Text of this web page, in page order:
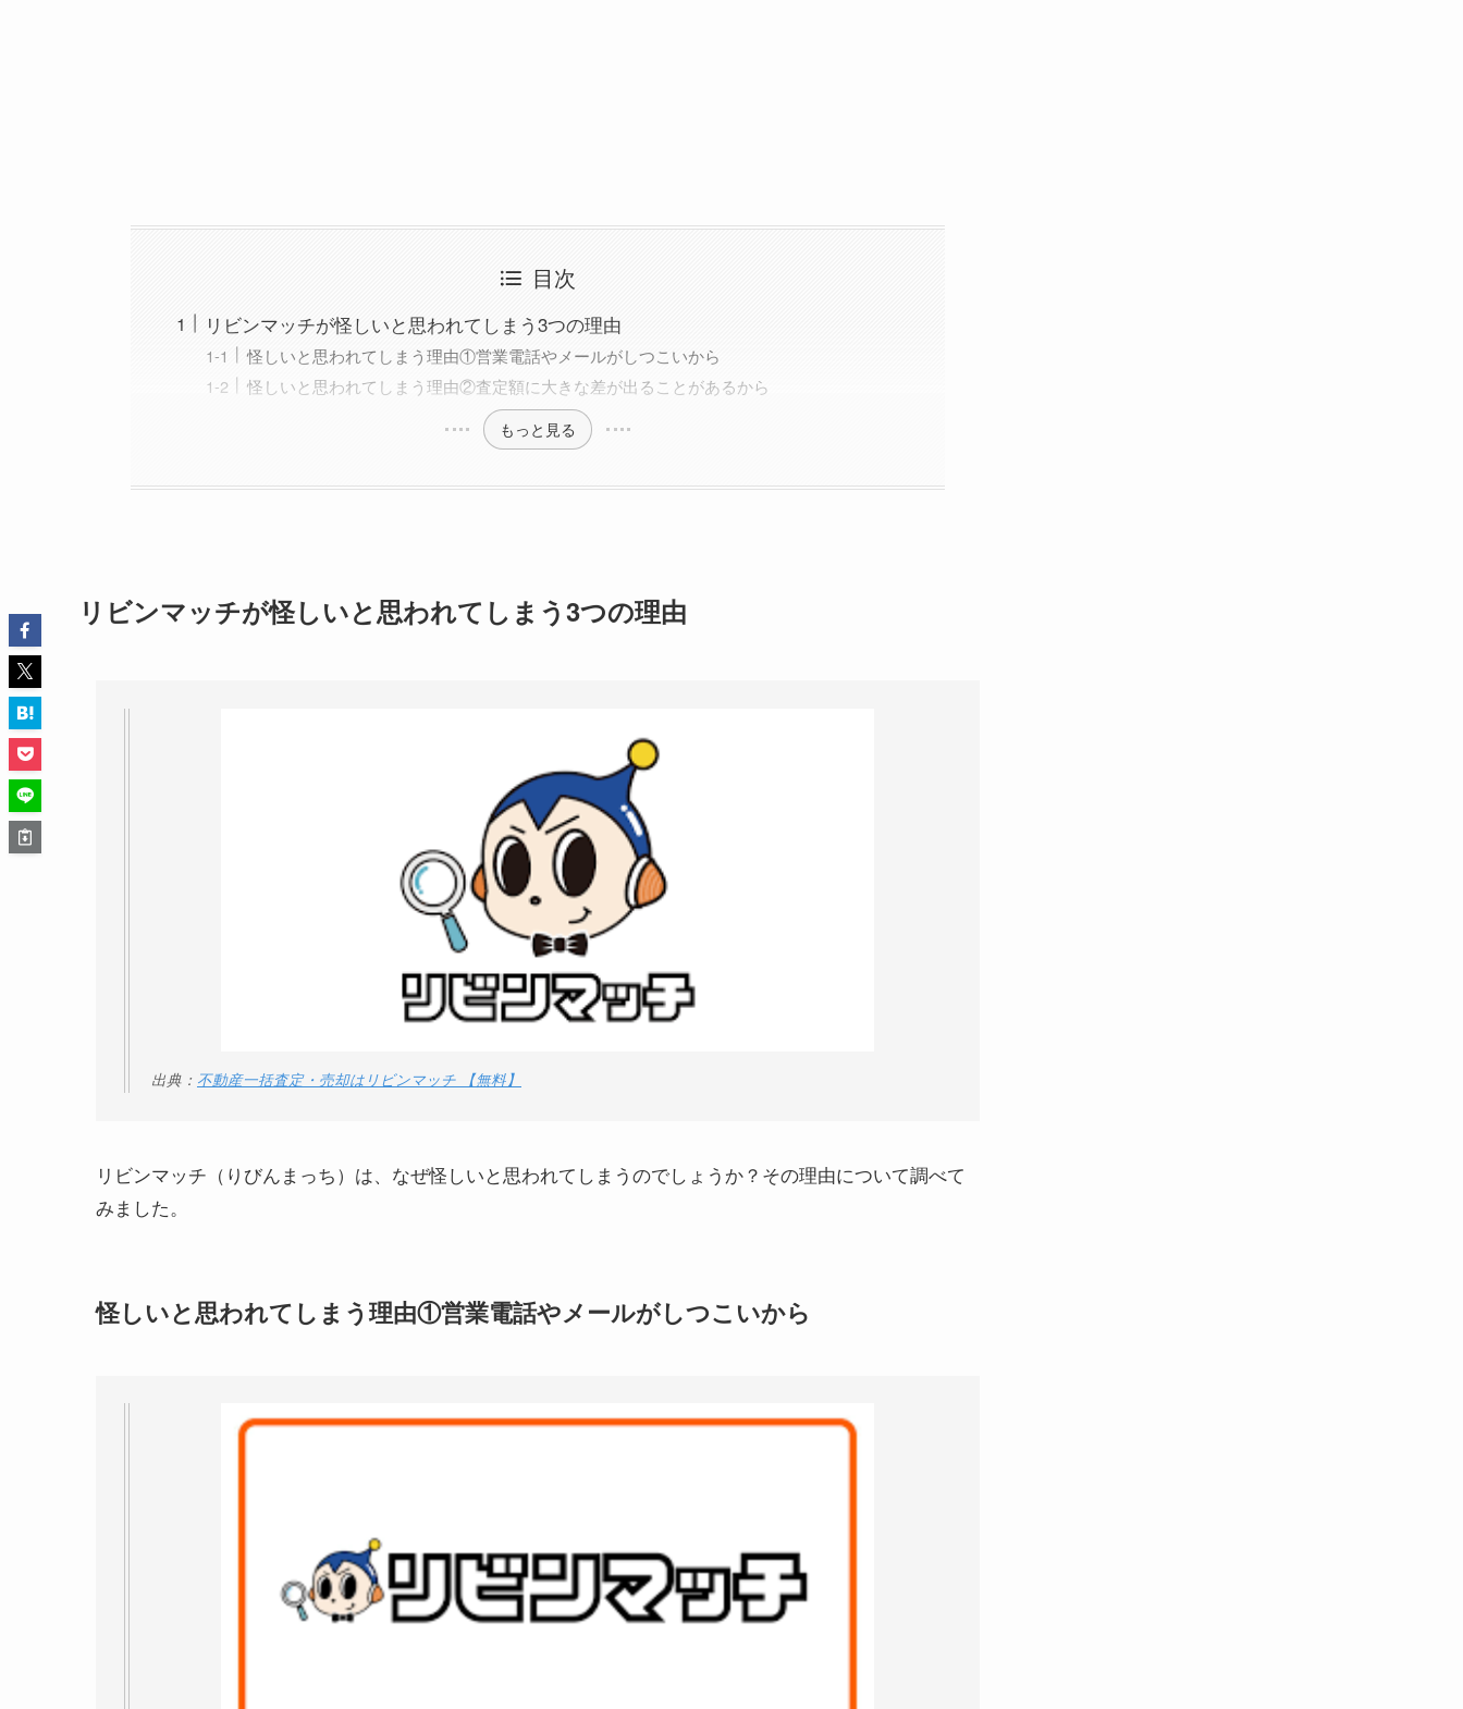
目次
リビンマッチが怪しいと思われてしまう3つの理由
怪しいと思われてしまう理由①営業電話やメールがしつこいから
怪しいと思われてしまう理由②査定額に大きな差が出ることがあるから
もっと見る
リビンマッチが怪しいと思われてしまう3つの理由
出典： 不動産一括査定・売却はリビンマッチ 【無料】
リビンマッチ（りびんまっち）は、なぜ怪しいと思われてしまうのでしょうか？その理由について調べて
みました。
怪しいと思われてしまう理由①営業電話やメールがしつこいから